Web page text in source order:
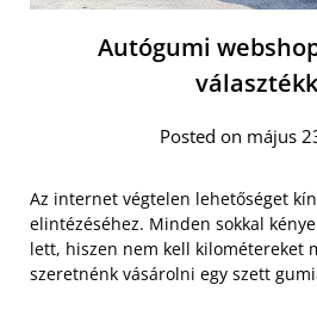
Autógumi
Posted on május
Az internet végtelen lehetőséget
elintézéséhez. Minden sokkal
lett, hiszen nem kell kilométereket
szeretnénk vásárolni egy szett